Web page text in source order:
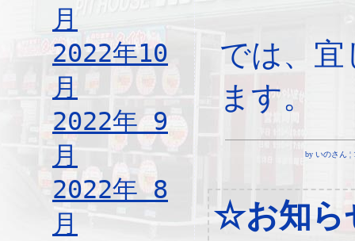
月
2022年10
月
2022年 9
月
2022年 8
月
では、
ます。
by いのさん ¦
☆お知